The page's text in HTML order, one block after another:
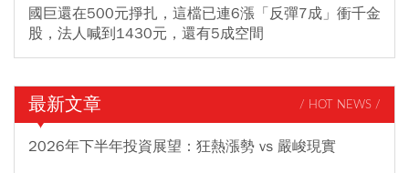
國巨還在500元掙扎，這檔已連6漲「反彈7成」衝千金
股，法人喊到1430元，還有5成空間
最新文章 / HOT NEWS /
2026年下半年投資展望：狂熱漲勢 vs 嚴峻現實